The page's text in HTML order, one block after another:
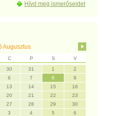
Hívd meg ismerőseidet
Augusztus
C P S
V
30 31 1
2
6 7 8
9
13 14 15
16
20 21 22
23
27 28 29
30
3 4 5 6